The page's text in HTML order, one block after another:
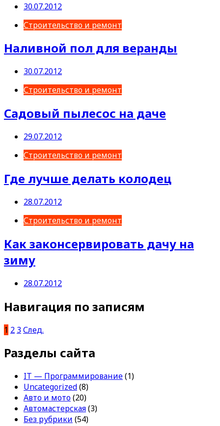
30.07.2012
Строительство и ремонт
Наливной пол для веранды
30.07.2012
Строительство и ремонт
Садовый пылесос на даче
29.07.2012
Строительство и ремонт
Где лучше делать колодец
28.07.2012
Строительство и ремонт
Как законсервировать дачу на
зиму
28.07.2012
Навигация по записям
1 2 3След.
Разделы сайта
IT — Программирование(1)
Uncategorized(8)
Авто и мото(20)
Автомастерская(3)
Без рубрики (54)